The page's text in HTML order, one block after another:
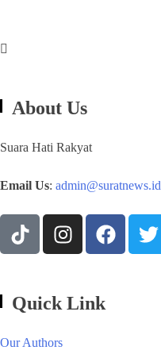
About Us
Suara Hati Rakyat
Email Us: admin@suratnews.id
Quick Link
Our Authors